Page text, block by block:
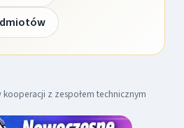
z zespołem technicznym